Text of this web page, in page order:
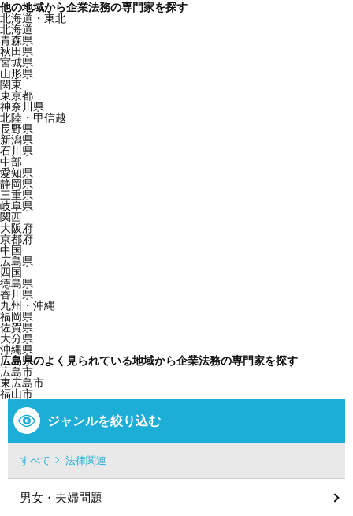
他の地域から企業法務の専門家を探す
北海道・東北
北海道
青森県
秋田県
宮城県
山形県
関東
東京都
神奈川県
北陸・甲信越
長野県
新潟県
石川県
中部
愛知県
静岡県
三重県
岐阜県
関西
大阪府
京都府
中国
広島県
四国
徳島県
香川県
九州・沖縄
福岡県
佐賀県
大分県
沖縄県
広島県のよく見られている地域から企業法務の専門家を探す
広島市
東広島市
福山市
ジャンルを絞り込む
すべて 法律関連
男女・夫婦問題